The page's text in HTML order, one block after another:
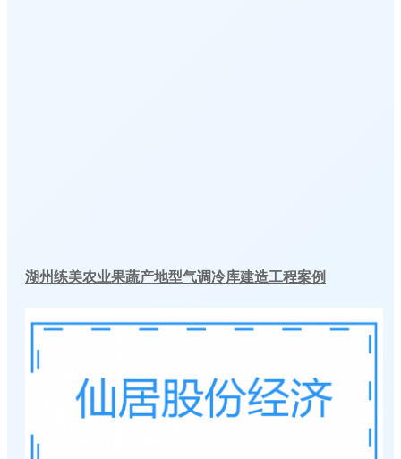
湖州练美农业果蔬产地型气调冷库建造工程案例